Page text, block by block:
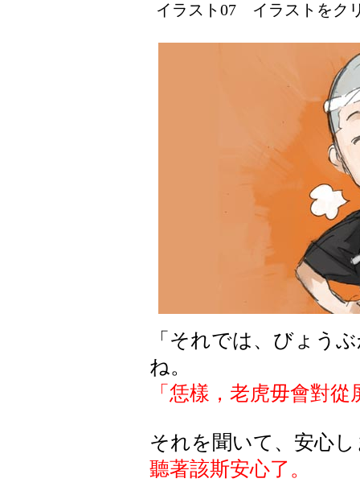
イラスト07 イラストをク
「 それでは、 びょう
ね。
「恁樣，老虎毋會對
それを聞いて、安心
聽著該斯安心了。